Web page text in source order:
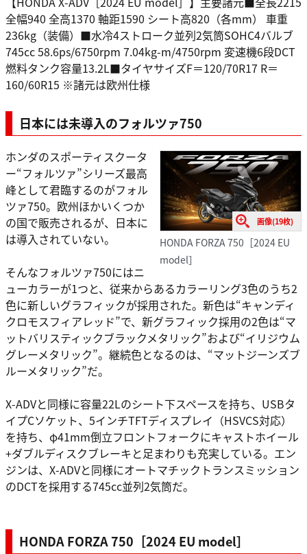
全幅940 全高1370 軸距1590 シート高820（各mm） 車重
236kg（装備）■水冷4ストローク並列2気筒SOHC4バルブ
745cc 58.6ps/6750rpm 7.04kg-m/4750rpm 変速機6段DCT
燃料タンク容量13.2L■タイヤサイズF＝120/70R17 R＝
160/60R15 ※諸元は欧州仕様
日本には未導入のフォルツァ750
画像(19枚)
HONDA FORZA 750［2024 EU
model］
ホンダのスポーティスクータ
ー“フォルツァ”シリーズ最高
峰として君臨するのがフォル
ツァ750。欧州ほかいくつか
の国で販売されるが、日本に
は導入されていない。
そんなフォルツァ750にはニ
ューカラーが1つと、従来からあるカラーリング3色のうち2
色に新しいグラフィックが採用された。新色は“キャンディ
クロモスフィアレッド”で、新グラフィック採用の2色は“マ
ットバリスティックブラックメタリック”および“イリジウム
グレーメタリック”。継続色となるのは、“マットジーンズブ
ルーメタリック”だ。
X-ADVと同様に容量22Lのシート下スペースを持ち、USBタ
イプCソケット、5インチTFTディスプレイ（HSVCS対応）
を持ち、φ41mm倒立フロントフォークにキャストホイール
+ダブルディスクブレーキと足まわりも充実している。エン
ジンは、X-ADVと同様にオートマチックトランスミッション
のDCTを採用する745cc並列2気筒だ。
HONDA FORZA 750［2024 EU model］